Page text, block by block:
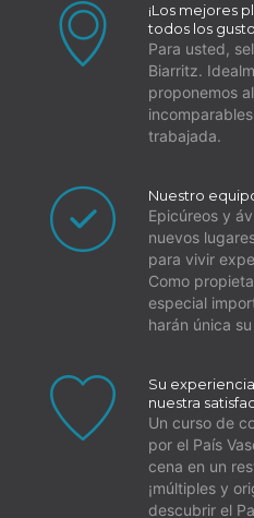
Estacionamiento:
puede estacionar
alrededores. Se
señales para
estacionamiento.
carriles para
Other things to note
Aquí tiene información
de reserva y las
Una vez
de Homies
contacto con
estadía.
Tiene dos
¡Los mejores
todos los
Para usted,
Biarritz.
proponemos
trabajada.
Nuestro
Epicúreos y
nuevos
para vivir
Como
especial
harán única
Su
nuestra
Un curso de
por el País
cena en un
¡múltiples y
descubrir el